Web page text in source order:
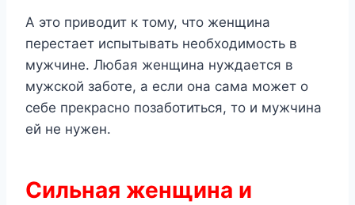
А это приводит к тому, что женщина
перестает испытывать необходимость в
мужчине. Любая женщина нуждается в
мужской заботе, а если она сама может о
себе прекрасно позаботиться, то и мужчина
ей не нужен.
Сильная женщина и